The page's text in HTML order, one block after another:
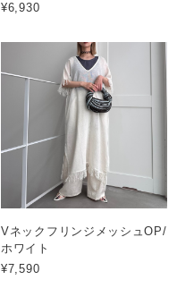
¥6,930
VネックフリンジメッシュOP/
ホワイト
¥7,590